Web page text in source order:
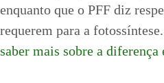
enquanto que o PFF diz
requerem para a fotossíntese.
saber mais sobre a diferença